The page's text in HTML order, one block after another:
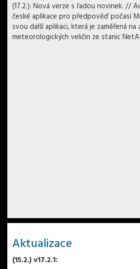
(17.2.): Nová verze s řadou novinek. //
české aplikace pro předpověď počasí
svou další aplikaci, která je zaměřená
meteorologických veličin ze stanic
Aktualizace
(15.2.) v17.2.1: